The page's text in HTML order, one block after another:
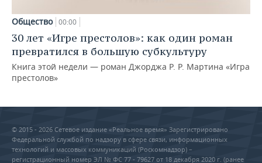
Общество 00:00
30 лет «Игре престолов»: как один роман
превратился в большую субкультуру
Книга этой недели — роман Джорджа Р. Р. Мартина «Игра
престолов»
© 2015 - 2026 Сетевое издание «Реальное время» Зарегистрировано
Федеральной службой по надзору в сфере связи, информационных
технологий и массовых коммуникаций (Роскомнадзор) –
регистрационный номер ЭЛ № ФС 77 - 79627 от 18 декабря 2020 г. (ранее